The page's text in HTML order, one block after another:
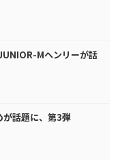
Mヘンリーが話
が話題に、第3弾